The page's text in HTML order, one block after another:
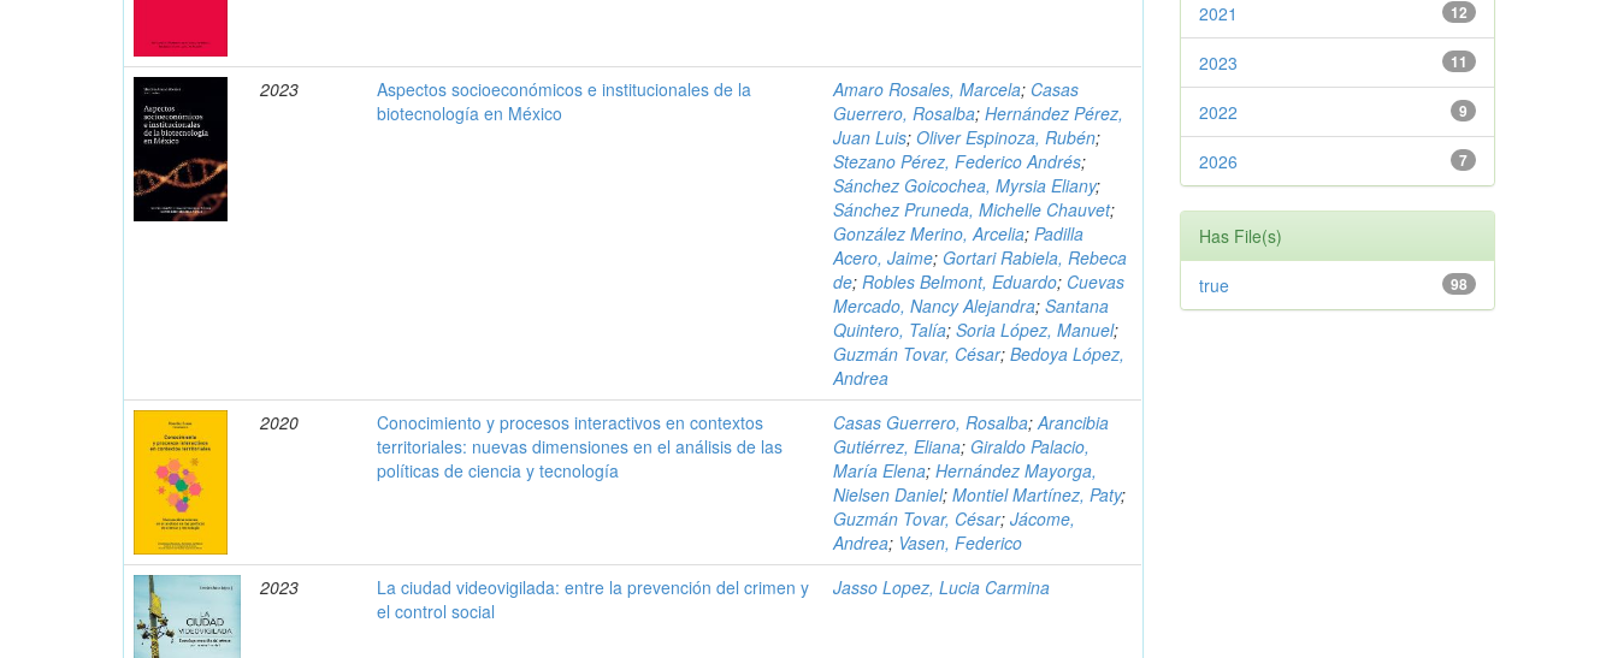
2023
Aspectos socioeconómicos e institucionales de la
biotecnología en México
Amaro Rosales, Marcela; Casas
Guerrero, Rosalba;Hernández Pérez,
Juan Luis;Oliver Espinoza, Rubén;
Stezano Pérez, Federico Andrés;
Sánchez Goicochea, Myrsia Eliany;
Sánchez Pruneda, Michelle Chauvet;
González Merino, Arcelia;Padilla
Acero, Jaime; Gortari Rabiela, Rebeca
de;Robles Belmont, Eduardo; Cuevas
Mercado, Nancy Alejandra;Santana
Quintero, Talía;Soria López, Manuel;
Guzmán Tovar, César;Bedoya López,
Andrea
2020
Conocimiento y procesos interactivos en contextos
territoriales: nuevas dimensiones en el análisis de las
políticas de ciencia y tecnología
Casas Guerrero, Rosalba;Arancibia
Gutiérrez, Eliana; Giraldo Palacio,
María Elena;Hernández Mayorga,
Nielsen Daniel;Montiel Martínez, Paty;
Guzmán Tovar, César;Jácome,
Andrea; Vasen, Federico
2023
La ciudad videovigilada: entre la prevención del crimen y
el control social
Jasso Lopez, Lucia Carmina
12
2021
11
2023
9
2022
7
2026
Has File(s)
98
true